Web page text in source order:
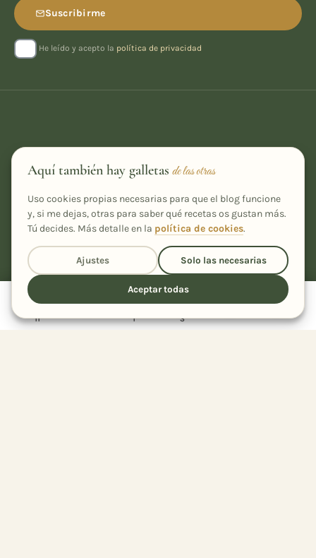
Aquí también hay galletas de las otras
Uso cookies propias necesarias para que el blog funcione
y, si me dejas, otras para saber qué recetas os gustan más.
Tú decides. Más detalle en la política de cookies.
Aceptar todas
Solo las necesarias
Ajustes
Receta Cocinar
Suscribirme
He leído y acepto la política de privacidad
Recetas caseras, fáciles y con un toque especial, desde Ourense
para tu cocina.
11 1 3